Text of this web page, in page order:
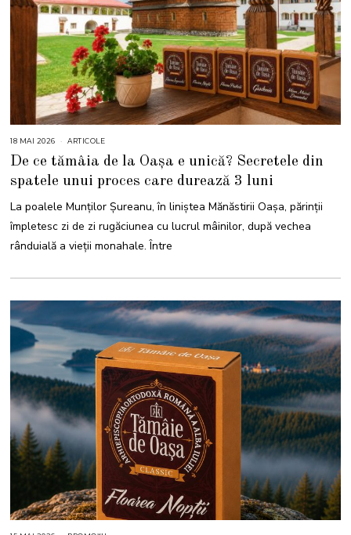
18 MAI 2026
M
A
I
2
2
ARTICOLE
De ce tămâia de la Oașa e unică? Secretele din
spatele unui proces care durează 3 luni
La poalele Munților Șureanu, în liniștea Mănăstirii Oașa, părinții
împletesc zi de zi rugăciunea cu lucrul mâinilor, după vechea
rânduială a vieții monahale. Între